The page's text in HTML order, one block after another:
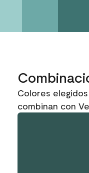
Colores
combinan con